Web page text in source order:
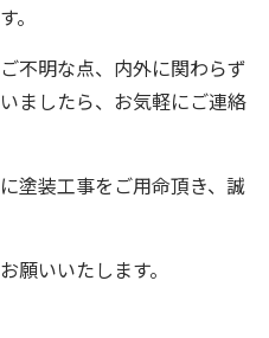
。
不明な点、内外に関わらず
ましたら、お気軽にご連絡
に塗装工事をご用命頂き、誠
願いいたします。